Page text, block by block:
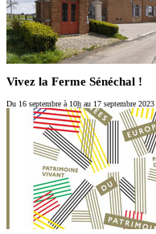
Vivez la Ferme Sénéchal !
Du 16 septembre à 10h au 17 septembre 2023